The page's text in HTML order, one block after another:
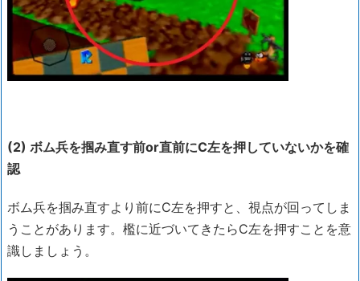
(2) ボム兵を掴み直す前or直前にC左を押していないかを確
認
ボム兵を掴み直すより前にC左を押すと、視点が回ってしま
うことがあります。檻に近づいてきたらC左を押すことを意
識しましょう。